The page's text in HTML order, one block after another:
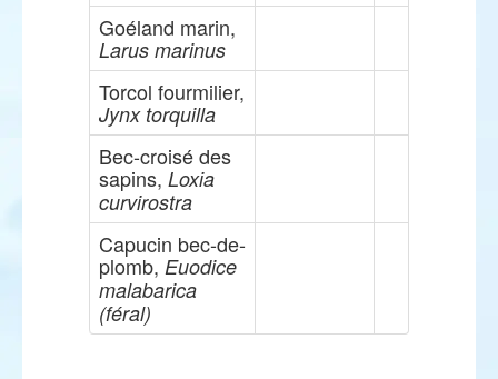
Goéland marin,
Larus marinus
Torcol fourmilier,
Jynx torquilla
Bec-croisé des
sapins, Loxia
curvirostra
Capucin bec-de-
plomb, Euodice
malabarica
(féral)